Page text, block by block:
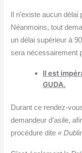
Il n’existe aucun
Néanmoins, tout
un délai supérieur à
sera nécessairement
Il est
GUDA.
Durant ce rendez-
demandeur d’asile,
procédure dite«